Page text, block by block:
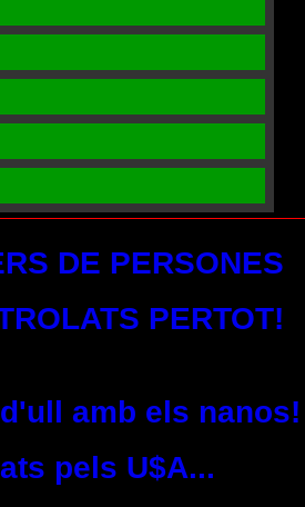
DE PERSONES
PERTOT!
amb els nanos!
pels U$A...